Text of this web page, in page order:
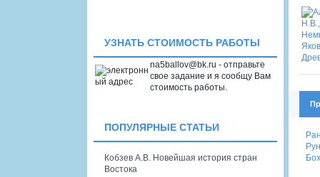
УЗНАТЬ СТОИМОСТЬ РАБОТЫ
na5ballov@bk.ru - отправьте
свое задание и я сообщу Вам
стоимость работы.
ПОПУЛЯРНЫЕ СТАТЬИ
Кобзев А.В. Новейшая история стран
Востока